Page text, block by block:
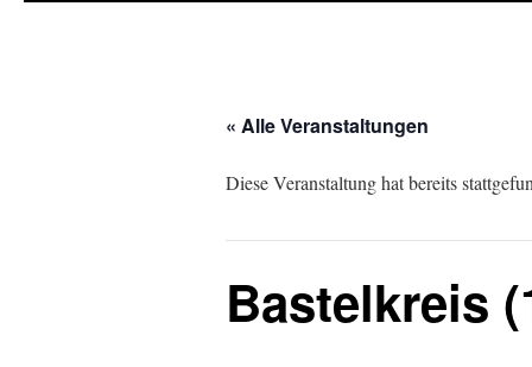
« Alle Veranstaltungen
Diese Veranstaltung hat bereits
Bastelkreis